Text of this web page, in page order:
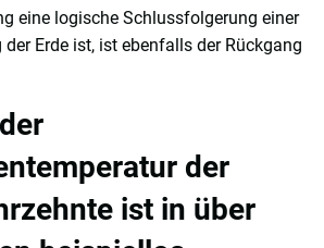
eine logische Schlussfolgerung einer
Erde ist, ist ebenfalls der Rückgang
der
ist in über